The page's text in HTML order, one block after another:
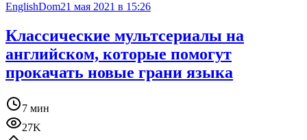
EnglishDom21 мая 2021 в 15:26
Классические мультсериалы на
английском, которые помогут
прокачать новые грани языка
7 мин
27K